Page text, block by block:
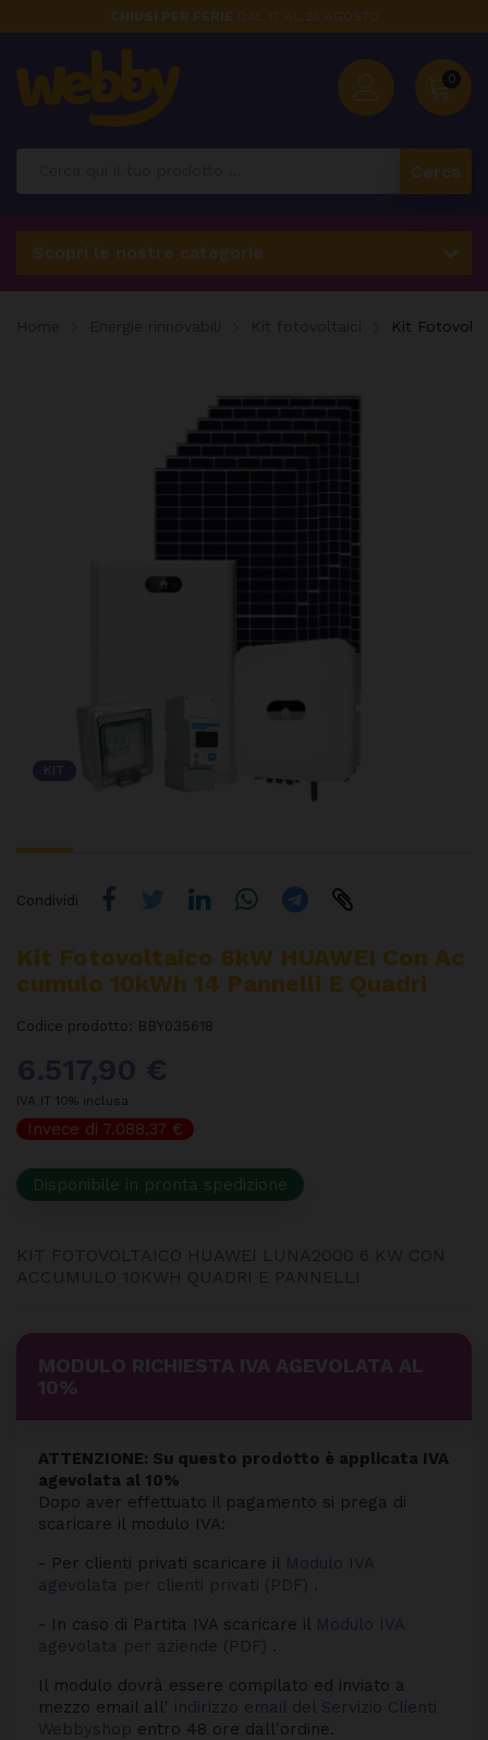
CHIUSI PER FERIE DAL 17 AL 23 AGOSTO
0
Cerca
Scopri le nostre categorie
Kit
KIT
Condividi
Kit Fotovoltaico 6kW HUAWEI Con Ac
Cumulo 10kWh 14 Pannelli E Quadri
Codice prodotto: BBY035618
IVA IT 10% inclusa
Invece di 7.088,37 €
Disponibile in pronta spedizione
MODULO RICHIESTA IVA AGEVOLATA AL
10%
ATTENZIONE: Su questo prodotto è applicata IVA
agevolata al 10%
Dopo aver effettuato il pagamento si prega di
scaricare il modulo IVA:
- Per clienti privati scaricare il Modulo IVA
agevolata per clienti privati (PDF) .
- In caso di Partita IVA scaricare il Modulo IVA
agevolata per aziende (PDF) .
Il modulo dovrà essere compilato ed inviato a
mezzo email all' indirizzo email del Servizio Clienti
Webbyshop entro 48 ore dall'ordine.